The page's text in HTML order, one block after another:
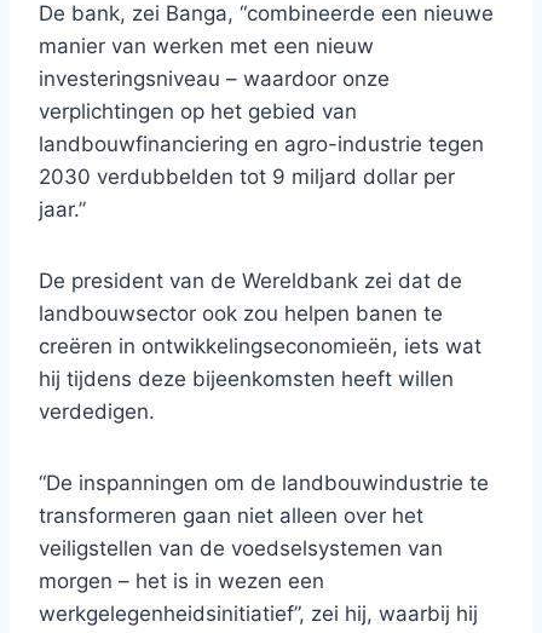
De bank, zei Banga, “combineerde een nieuwe
manier van werken met een nieuw
investeringsniveau – waardoor onze
verplichtingen op het gebied van
landbouwfinanciering en agro-industrie tegen
2030 verdubbelden tot 9 miljard dollar per
jaar.”
De president van de Wereldbank zei dat de
landbouwsector ook zou helpen banen te
creëren in ontwikkelingseconomieën, iets wat
hij tijdens deze bijeenkomsten heeft willen
verdedigen.
“De inspanningen om de landbouwindustrie te
transformeren gaan niet alleen over het
veiligstellen van de voedselsystemen van
morgen – het is in wezen een
werkgelegenheidsinitiatief”, zei hij, waarbij hij